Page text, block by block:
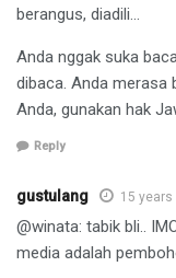
berangus, diadili…
Anda nggak suka
dibaca. Anda merasa
Anda, gunakan hak
Reply
gustulang 15 years
@winata: tabik bli..
media adalah